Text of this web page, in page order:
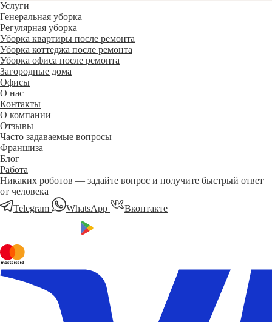
Услуги
Генеральная уборка
Регулярная уборка
Уборка квартиры после ремонта
Уборка коттеджа после ремонта
Уборка офиса после ремонта
Загородные дома
Офисы
О нас
Контакты
О компании
Отзывы
Часто задаваемые вопросы
Франшиза
Блог
Работа
Никаких роботов — задайте вопрос и получите быстрый ответ
от человека
Telegram
WhatsApp Вконтакте